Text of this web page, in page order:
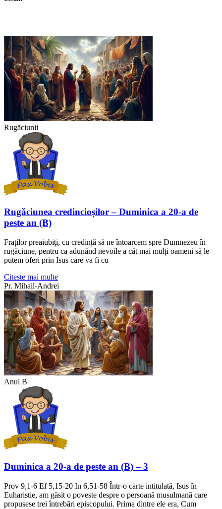
Rugăciunii
Rugăciunea credincioșilor – Duminica a 20-a de
peste an (B)
Fraților preaiubiți, cu credință să ne întoarcem spre Dumnezeu în
rugăciune, pentru ca adunând nevoile a cât mai mulți oameni să le
putem oferi prin Isus care va fi cu
Citeste mai multe
Pr. Mihail-Andrei
Anul B
Duminica a 20-a de peste an (B) – 3
Prov 9,1-6 Ef 5,15-20 In 6,51-58 Într-o carte intitulată, Isus în
Euharistie, am găsit o poveste despre o persoană musulmană care
propusese trei întrebări episcopului. Prima dintre ele era, Cum